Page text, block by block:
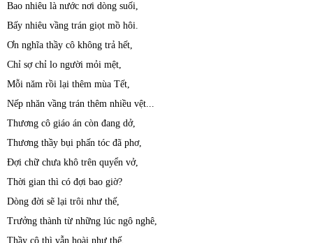
Bao nhiêu là nước nơi dòng suối,
Bấy nhiêu vầng trán giọt mồ hôi.
Ơn nghĩa thầy cô không trả hết,
Chỉ sợ chỉ lo người mỏi mệt,
Mỗi năm rồi lại thêm mùa Tết,
Nếp nhăn vầng trán thêm nhiều vệt...
Thương cô giáo án còn đang dở,
Thương thầy bụi phấn tóc đã phơ,
Đợi chữ chưa khô trên quyển vở,
Thời gian thì có đợi bao giờ?
Dòng đời sẽ lại trôi như thế,
Trưởng thành từ những lúc ngô nghê,
Thầy cô thì vẫn hoài như thế,